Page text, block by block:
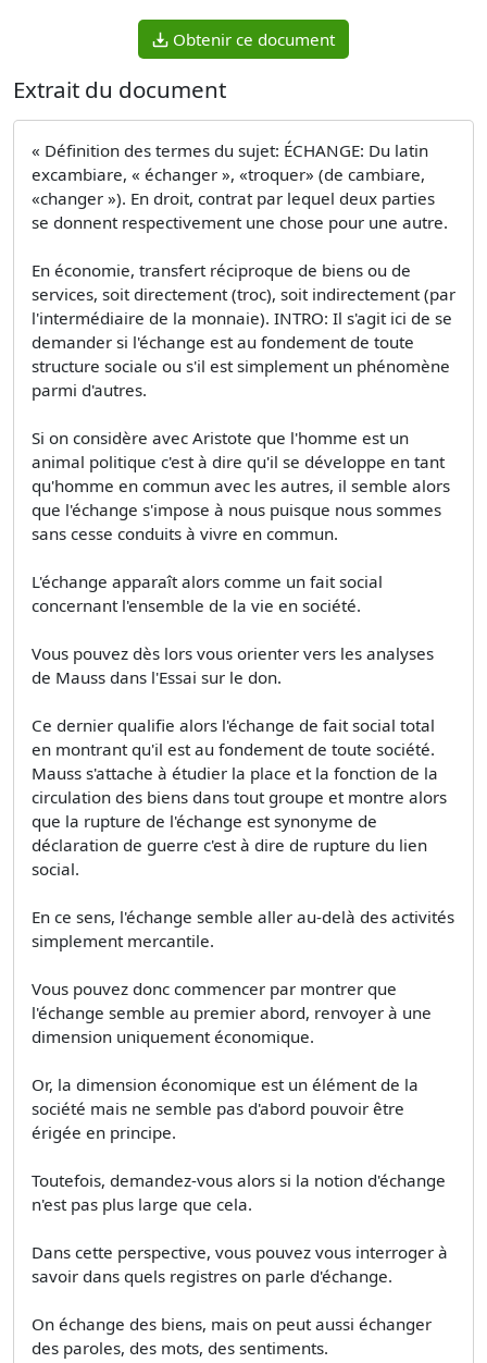
Obtenir ce document
Extrait du document
« Définition des termes du sujet: ÉCHANGE: Du latin
excambiare, « échanger », «troquer» (de cambiare,
«changer »). En droit, contrat par lequel deux parties
se donnent respectivement une chose pour une autre.
En économie, transfert réciproque de biens ou de
services, soit directement (troc), soit indirectement (par
l'intermédiaire de la monnaie). INTRO: Il s'agit ici de se
demander si l'échange est au fondement de toute
structure sociale ou s'il est simplement un phénomène
parmi d'autres.
Si on considère avec Aristote que l'homme est un
animal politique c'est à dire qu'il se développe en tant
qu'homme en commun avec les autres, il semble alors
que l'échange s'impose à nous puisque nous sommes
sans cesse conduits à vivre en commun.
L'échange apparaît alors comme un fait social
concernant l'ensemble de la vie en société.
Vous pouvez dès lors vous orienter vers les analyses
de Mauss dans l'Essai sur le don.
Ce dernier qualifie alors l'échange de fait social total
en montrant qu'il est au fondement de toute société.
Mauss s'attache à étudier la place et la fonction de la
circulation des biens dans tout groupe et montre alors
que la rupture de l'échange est synonyme de
déclaration de guerre c'est à dire de rupture du lien
social.
En ce sens, l'échange semble aller au-delà des activités
simplement mercantile.
Vous pouvez donc commencer par montrer que
l'échange semble au premier abord, renvoyer à une
dimension uniquement économique.
Or, la dimension économique est un élément de la
société mais ne semble pas d'abord pouvoir être
érigée en principe.
Toutefois, demandez-vous alors si la notion d'échange
n'est pas plus large que cela.
Dans cette perspective, vous pouvez vous interroger à
savoir dans quels registres on parle d'échange.
On échange des biens, mais on peut aussi échanger
des paroles, des mots, des sentiments.